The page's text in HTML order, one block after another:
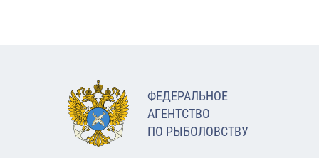
ФЕДЕРАЛЬНОЕ
АГЕНТСТВО
ПО РЫБОЛОВСТВУ